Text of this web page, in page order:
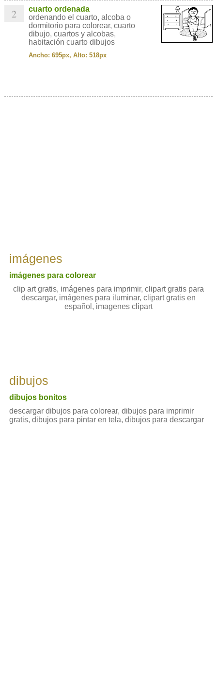
2
cuarto ordenada
ordenando el cuarto, alcoba o
dormitorio para colorear, cuarto
dibujo, cuartos y alcobas,
habitación cuarto dibujos
Ancho: 695px, Alto: 518px
imágenes
imágenes para colorear
clip art gratis, imágenes para imprimir, clipart gratis para
descargar, imágenes para iluminar, clipart gratis en
español, imagenes clipart
dibujos
dibujos bonitos
descargar dibujos para colorear, dibujos para imprimir
gratis, dibujos para pintar en tela, dibujos para descargar